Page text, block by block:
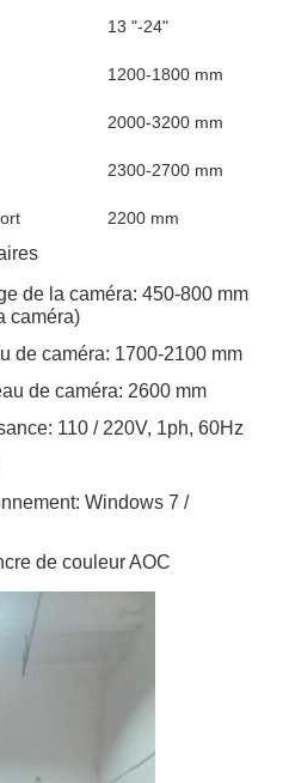
13 "-24"
1200-1800 mm
2000-3200 mm
2300-2700 mm
2200 mm
de la caméra: 450-800 mm
caméra)
de caméra: 1700-2100 mm
de caméra: 2600 mm
110 / 220V, 1ph, 60Hz
Windows 7 /
de couleur AOC